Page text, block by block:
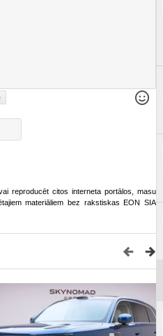
reproducēt citos interneta portālos, masu
materiāliem bez rakstiskas EON SIA